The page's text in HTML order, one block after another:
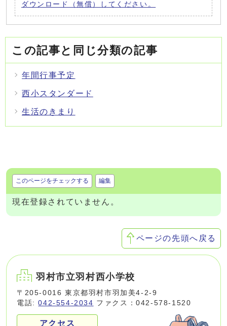
ダウンロード（無償）してください。
この記事と同じ分類の記事
年間行事予定
西小スタンダード
生活のきまり
このページをチェックする 編集
現在登録されていません。
ページの先頭へ戻る
羽村市立羽村西小学校
〒205-0016 東京都羽村市羽加美4-2-9
電話:042-554-2034 ファクス：042-578-1520
アクセス